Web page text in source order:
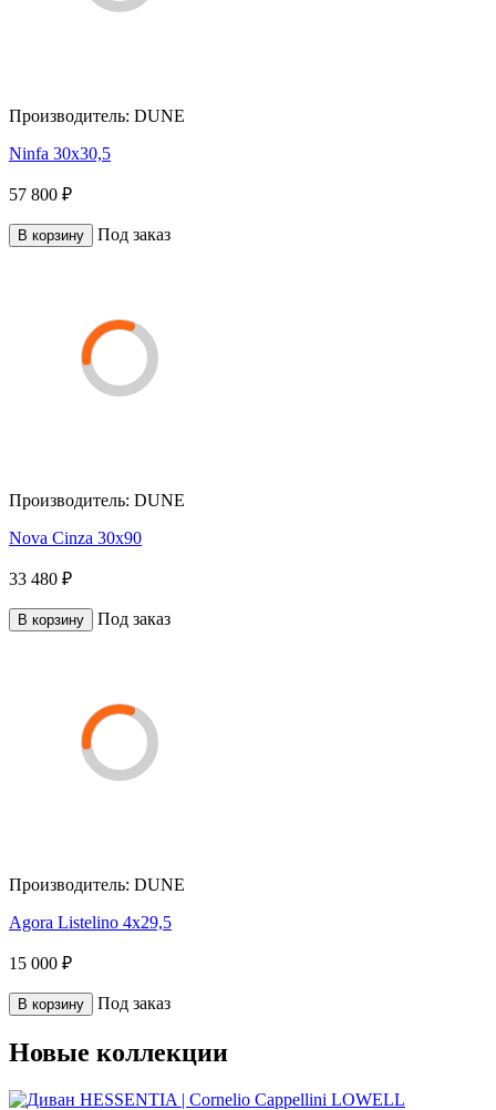
Производитель: DUNE
Ninfa 30x30,5
57 800 ₽
В корзину Под заказ
Производитель: DUNE
Nova Cinza 30x90
33 480 ₽
В корзину Под заказ
Производитель: DUNE
Agora Listelino 4x29,5
15 000 ₽
В корзину Под заказ
Новые коллекции